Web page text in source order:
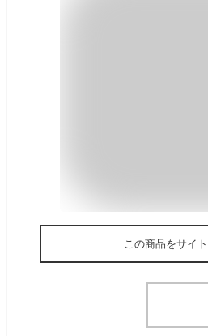
この商品をサイ